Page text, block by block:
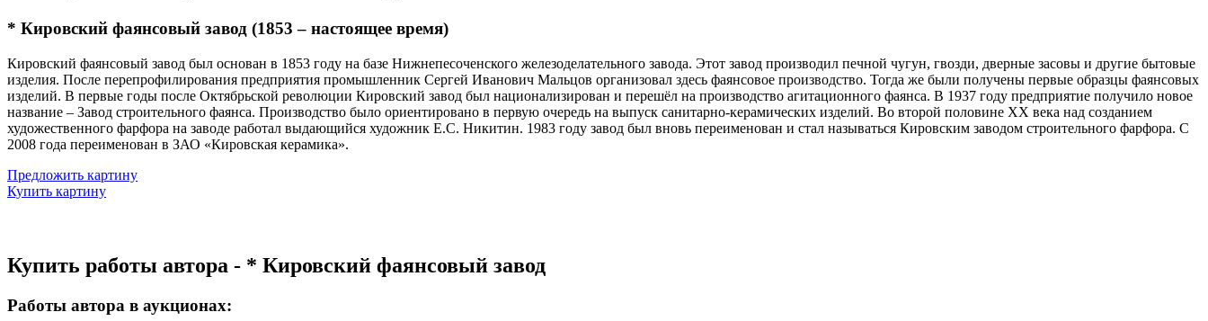
* Кировский фаянсовый завод (1853 – настоящее время)
Кировский фаянсовый завод был основан в 1853 году на базе Нижнепесоченского железоделательного завода. Этот завод производил печной чугун, гвозди, дверные засовы и другие бытовые
изделия. После перепрофилирования предприятия промышленник Сергей Иванович Мальцов организовал здесь фаянсовое производство. Тогда же были получены первые образцы фаянсовых
изделий. В первые годы после Октябрьской революции Кировский завод был национализирован и перешёл на производство агитационного фаянса. В 1937 году предприятие получило новое
название – Завод строительного фаянса. Производство было ориентировано в первую очередь на выпуск санитарно-керамических изделий. Во второй половине ХХ века над созданием
художественного фарфора на заводе работал выдающийся художник Е.С. Никитин. 1983 году завод был вновь переименован и стал называться Кировским заводом строительного фарфора. С
2008 года переименован в ЗАО «Кировская керамика».
Предложить картину
Купить картину
Купить работы автора - * Кировский фаянсовый завод
Работы автора в аукционах: